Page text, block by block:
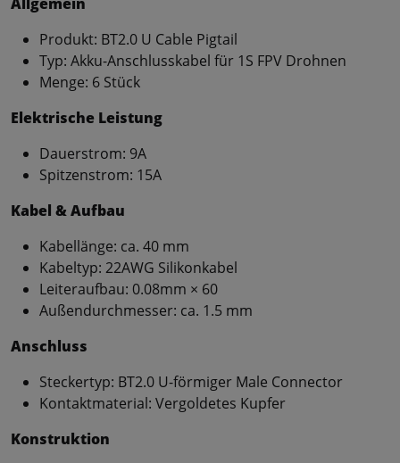
Produkt: BT2.0 U Cable Pigtail
Typ: Akku-Anschlusskabel für 1S FPV Drohnen
Menge: 6 Stück
Elektrische Leistung
Dauerstrom: 9A
Spitzenstrom: 15A
Kabel & Aufbau
Kabellänge: ca. 40 mm
Kabeltyp: 22AWG Silikonkabel
Leiteraufbau: 0.08mm × 60
Außendurchmesser: ca. 1.5 mm
Anschluss
Steckertyp: BT2.0 U-förmiger Male Connector
Kontaktmaterial: Vergoldetes Kupfer
Konstruktion